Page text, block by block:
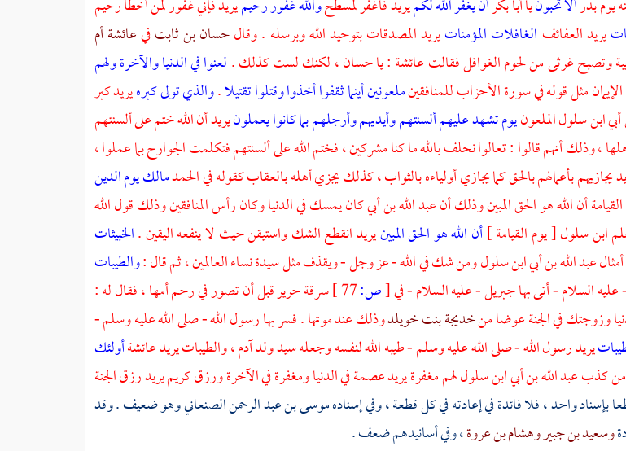
يوم بدرألا تحبونياأبا بكرأن يغفر الله لكميريد فاغفر لمسطحوالله غفور رحيميريد فإني غفور لمن أخطأ رحيم
يريد العفائف الغافلات المؤمناتيريد المصدقات بتوحيد الله وبرسله . وقالحسان بن ثابتفيعائشة أم
وتصبح غرثى من لحوم الغوافل فقالتعائشة: ياحسان، لكنك لست كذلك .لعنوا في الدنيا والآخرة ولهم
مثل قوله في سورة الأحزاب للمنافقينملعونين أينما ثقفوا أخذوا وقتلوا تقتيلا.والذي تولى كبرهيريد كبر
أبي ابن سلولالملعونيوم تشهد عليهم ألسنتهم وأيديهم وأرجلهم بما كانوا يعملونيريد أن الله ختم على ألسنتهم
وذلك أنهم قالوا : تعالوا نحلف بالله ما كنا مشركين ، فختم الله على ألسنتهم فتكلمت الجوارح بما عملوا ،
بأعمالهم بالحق كما يجازي أولياءه بالثواب ، كذلك يجزي أهله بالعقاب كقوله في الحمدمالك يوم الدين
أن الله هو الحق المبين وذلك أنعبد الله بن أبيكان يمسك في الدنيا وكان رأس المنافقين وذلك قول الله
ابن سلول[ يوم القيامة ]أن الله هو الحق المبينيريد انقطع الشك واستيقن حيث لا ينفعه اليقين .الخبيثات
عبد الله بن أبي ابن سلولومن شك في الله - عز وجل - ويقذف مثل سيدة نساء العالمين ، ثم قال :والطيبات
عليه السلام - أتى بهاجبريل- عليه السلام - في[ص:
سرقة حرير قبل أن تصور في رحم أمها ، فقال له :
وزوجتك في الجنة عوضا منخديجة بنت خويلدوذلك عند موتها . فسر بها رسول الله - صلى الله عليه وسلم -
يريد رسول الله - صلى الله عليه وسلم - طيبه الله لنفسه وجعله سيد ولدآدم، والطيبات يريدعائشةأولئك
من كذبعبد الله بن أبي ابن سلوللهم مغفرة يريد عصمة في الدنيا ومغفرة في الآخرة ورزق كريم يريد رزق الجنة
بإسناد واحد ، فلا فائدة في إعادته في كل قطعة ، وفي إسنادهموسى بن عبد الرحمن الصنعانيوهو ضعيف . وقد
وسعيد بن جبيروهشام بن عروة، وفي أسانيدهم ضعف .